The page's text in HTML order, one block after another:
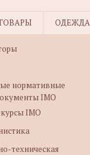
ОДЕЖДА
нормативные
IMO
IMO
техническая